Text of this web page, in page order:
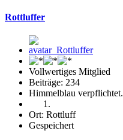
Rottluffer
Vollwertiges Mitglied
Beiträge: 234
Himmelblau verpflichtet.
Ort: Rottluff
Gespeichert